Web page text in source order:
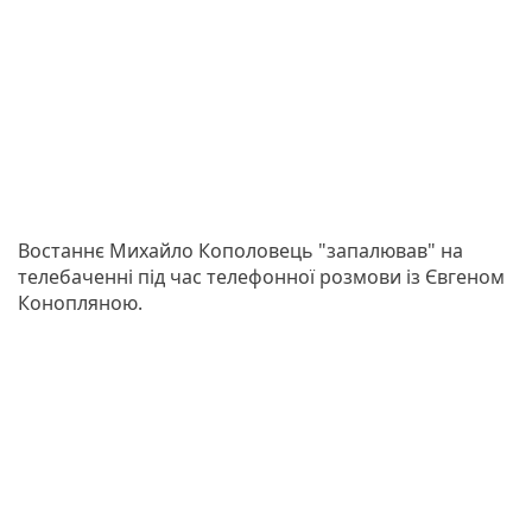
Востаннє Михайло Кополовець "запалював" на
телебаченні під час телефонної розмови із Євгеном
Конопляною.